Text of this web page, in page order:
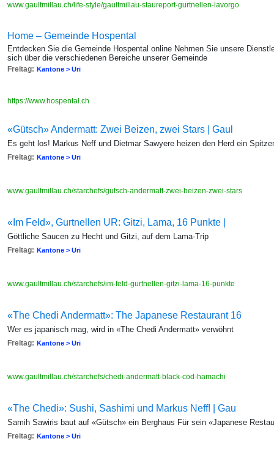
www.gaultmillau.ch/life-style/gaultmillau-staureport-gurtnellen-lavorgo
Home – Gemeinde Hospental
Entdecken Sie die Gemeinde Hospental online Nehmen Sie unsere
sich über die verschiedenen Bereiche unserer Gemeinde
Freitag: Kantone > Uri
https://www.hospental.ch
«Gütsch» Andermatt: Zwei Beizen, zwei Stars | Gaul
Es geht los! Markus Neff und Dietmar Sawyere heizen den Herd ein
Freitag: Kantone > Uri
www.gaultmillau.ch/starchefs/gutsch-andermatt-zwei-beizen-zwei-stars
«Im Feld», Gurtnellen UR: Gitzi, Lama, 16 Punkte |
Göttliche Saucen zu Hecht und Gitzi, auf dem Lama-Trip
Freitag: Kantone > Uri
www.gaultmillau.ch/starchefs/im-feld-gurtnellen-gitzi-lama-16-punkte
«The Chedi Andermatt»: The Japanese Restaurant 16
Wer es japanisch mag, wird in «The Chedi Andermatt» verwöhnt
Freitag: Kantone > Uri
www.gaultmillau.ch/starchefs/chedi-andermatt-black-cod-hamachi
«The Chedi»: Sushi, Sashimi und Markus Neff! | Gau
Samih Sawiris baut auf «Gütsch» ein Berghaus Für sein «Japanese
Freitag: Kantone > Uri